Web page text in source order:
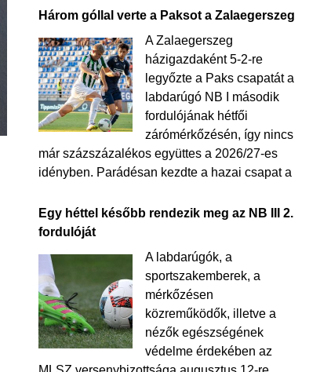
Három góllal verte a Paksot a Zalaegerszeg
A Zalaegerszeg
házigazdaként 5-2-re
legyőzte a Paks csapatát a
labdarúgó NB I második
fordulójának hétfői
zárómérkőzésén, így nincs
már százszázalékos együttes a 2026/27-es
idényben. Parádésan kezdte a hazai csapat a
Egy héttel később rendezik meg az NB III 2.
fordulóját
A labdarúgók, a
sportszakemberek, a
mérkőzésen
közreműködők, illetve a
nézők egészségének
védelme érdekében az